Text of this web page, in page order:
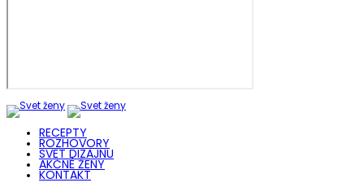
RECEPTY
ROZHOVORY
SVET DIZAJNU
AKČNÉ ŽENY
KONTAKT